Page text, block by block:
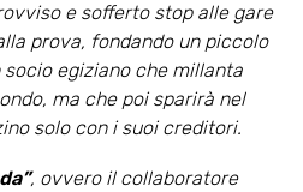
e sofferto stop alle gare
prova, fondando un piccolo
egiziano che millanta
ma che poi sparirà nel
solo con i suoi creditori.
, ovvero il collaboratore